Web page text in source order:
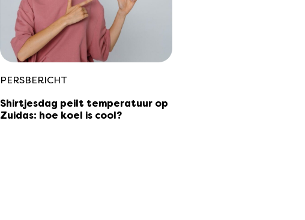
PERSBERICHT
Shirtjesdag peilt temperatuur op
Zuidas: hoe koel is cool?